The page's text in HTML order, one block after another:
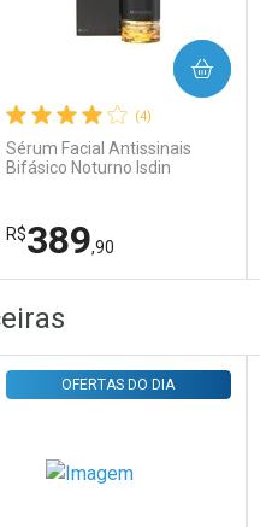
(4)
Sérum Facial Antissinais
Bifásico Noturno Isdin
R$389,90
COMPRAR
Por Menos
OFERTAS DO DIA